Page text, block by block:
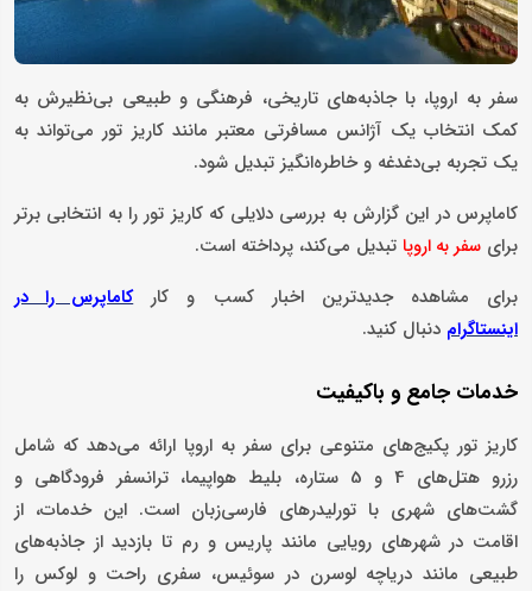
سفر به اروپا، با جاذبه‌های تاریخی، فرهنگی و طبیعی بی‌نظیرش به
کمک انتخاب یک آژانس مسافرتی معتبر مانند کاریز تور می‌تواند به
یک تجربه بی‌دغدغه و خاطره‌انگیز تبدیل شود.
کاماپرس در این گزارش به بررسی دلایلی که کاریز تور را به انتخابی برتر
برای سفر به اروپا تبدیل می‌کند، پرداخته است.
برای مشاهده جدیدترین اخبار کسب و کارکاماپرس را در
اینستاگرام دنبال کنید.
خدمات جامع و باکیفیت
کاریز تور پکیج‌های متنوعی برای سفر به اروپا ارائه می‌دهد که شامل
رزرو هتل‌های 4 و 5 ستاره، بلیط هواپیما، ترانسفر فرودگاهی و
گشت‌های شهری با تورلیدرهای فارسی‌زبان است. این خدمات، از
اقامت در شهرهای رویایی مانند پاریس و رم تا بازدید از جاذبه‌های
طبیعی مانند دریاچه لوسرن در سوئیس، سفری راحت و لوکس را